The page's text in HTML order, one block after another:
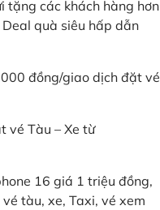
tặng các khách hàng hơn
quà siêu hấp dẫn
đồng/giao dịch đặt vé
vé Tàu – Xe từ
16 giá 1 triệu đồng,
tàu, xe, Taxi, vé xem